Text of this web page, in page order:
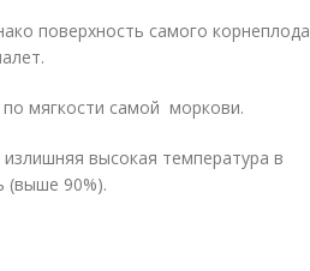
поверхность самого корнеплода
мягкости самой моркови.
высокая температура в
(выше 90%).